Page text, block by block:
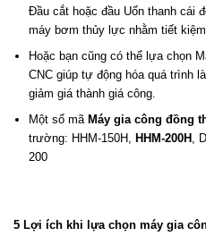
Đầu cắt hoặc đầu Uốn thanh cái
máy bơm thủy lực nhằm tiết
Hoặc bạn cũng có thể lựa chọn
CNC giúp tự động hóa quá trình
giảm giá thành giá công.
Một số mãMáy gia công đồng
trường: HHM-150H,HHM-200H ,
200
5 Lợi ích khi lựa chọn máy gia